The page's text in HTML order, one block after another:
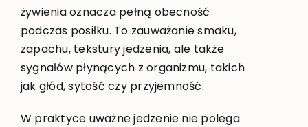
żywienia oznacza pełną obecność
podczas posiłku. To zauważanie smaku,
zapachu, tekstury jedzenia, ale także
sygnałów płynących z organizmu, takich
jak głód, sytość czy przyjemność.
W praktyce uważne jedzenie nie polega